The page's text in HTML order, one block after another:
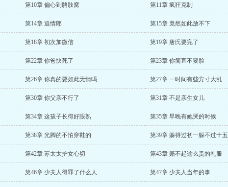
第10章 偏心到胳肢窝 第11章 疯狂克制
第14章 追情郎 第15章 竟然如此放不下
第18章 初次加微信 第19章 唐氏要完了
第22章 你爸快死了 第23章 你简直不要脸
第26章 你真的要如此无情吗 第27章 一时间有些方寸大乱
第30章 你父亲不行了 第31章 不是亲生女儿
第34章 这孩子长得好眼熟 第35章 早晚有她哭的时候
第38章 光脚的不怕穿鞋的 第39章 躲得过初一躲不过十五
第42章 苏太太护女心切 第43章 赔不起这么贵的礼服
第46章 少夫人得罪了什么人 第47章 少夫人当年的事